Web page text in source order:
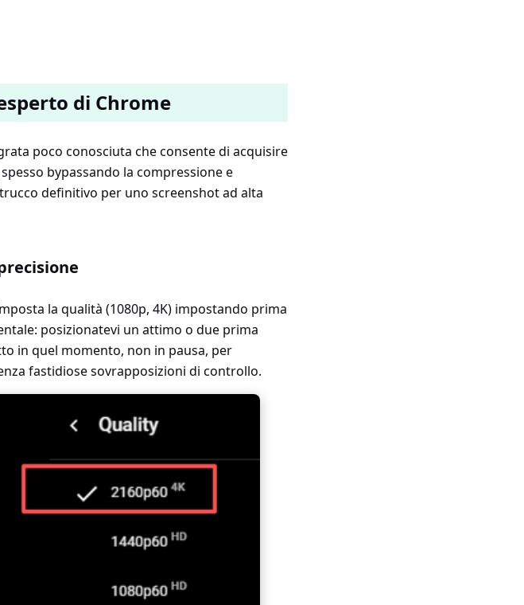
di Chrome
poco conosciuta che consente di acquisire
bypassando la compressione e
definitivo per uno screenshot ad alta
la qualità (1080p, 4K) impostando prima
posizionatevi un attimo o due prima
in quel momento, non in pausa, per
fastidiose sovrapposizioni di controllo.